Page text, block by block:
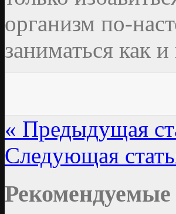
организм по-
заниматься как
« Предыдущая
Следующая